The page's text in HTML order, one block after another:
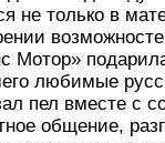
не только в
Мотор»
любимые
пел вместе с
общение,